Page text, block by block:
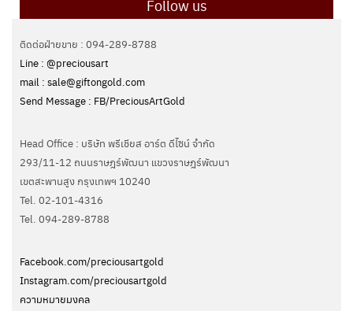
Follow us
ติดต่อฝ่ายขาย : 094-289-8788
Line : @preciousart
mail : sale@giftongold.com
Send Message : FB/PreciousArtGold
Head Office : บริษัท พรีเชียส อาร์ต ดีไซน์ จำกัด
293/11-12 ถนนราษฎร์พัฒนา แขวงราษฎร์พัฒนา
เขตสะพานสูง กรุงเทพฯ 10240
Tel. 02-101-4316
Tel. ‭094-289-8788‬
Facebook.com/preciousartgold
Instagram.com/preciousartgold
ความหมายมงคล